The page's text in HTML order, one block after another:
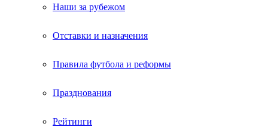
Наши за рубежом
Отставки и назначения
Правила футбола и реформы
Празднования
Рейтинги